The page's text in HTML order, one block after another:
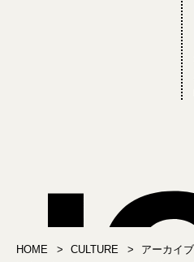
HOME CULTURE アーカイブ